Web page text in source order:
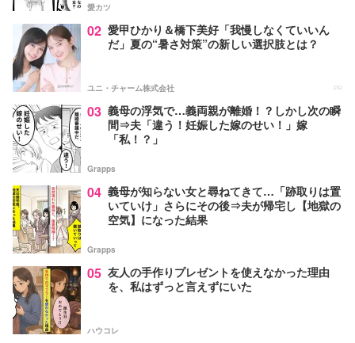
愛カツ
02 愛甲ひかり＆橋下美好「我慢しなくていいん
だ」夏の“暑さ対策”の新しい選択肢とは？
ユニ・チャーム株式会社 PR
03 義母の浮気で…義両親が離婚！？しかし次の瞬
間⇒夫「違う！妊娠した嫁のせい！」嫁
「私！？」
Grapps
04 義母が知らない女と尋ねてきて…「跡取りは置
いていけ」さらにその後⇒夫が帰宅し【地獄の
空気】になった結果
Grapps
05 友人の手作りプレゼントを使えなかった理由
を、私はずっと言えずにいた
ハウコレ